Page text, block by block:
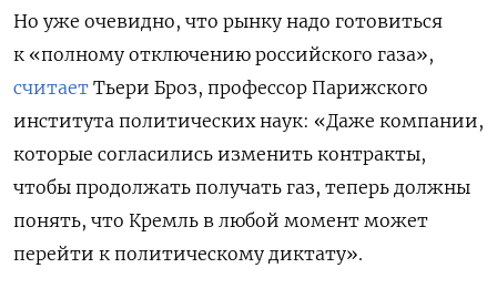
Но уже очевидно, что рынку надо готовиться
к «полному отключению российского газа»,
считает Тьери Броз, профессор Парижского
института политических наук: «Даже компании,
которые согласились изменить контракты,
чтобы продолжать получать газ, теперь должны
понять, что Кремль в любой момент может
перейти к политическому диктату».